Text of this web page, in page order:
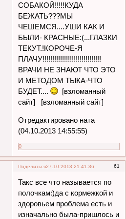
СОБАКОЙ!!!!!КУДА
БЕЖАТЬ???МЫ
ЧЕШЕМСЯ....УШИ КАК И
БЫЛИ- КРАСНЫЕ:(...ГЛАЗКИ
ТЕКУТ.!КОРОЧЕ-Я
ПЛАЧУ!!!!!!!!!!!!!!!!!!!!!!!!!!!!!!
ВРАЧИ НЕ ЗНАЮТ ЧТО ЭТО
И МЕТОДОМ ТЫКА-ЧТО
БУДЕТ....
[взломанный
сайт] [взломанный сайт]
Отредактировано ната
(04.10.2013 14:55:55)
0
Поделиться 61
27.10.2013 21:41:36
Такс все что называется по
полочкам:)да с кормежкой и
здоровьем проблема есть и
изначально была-пришлось и